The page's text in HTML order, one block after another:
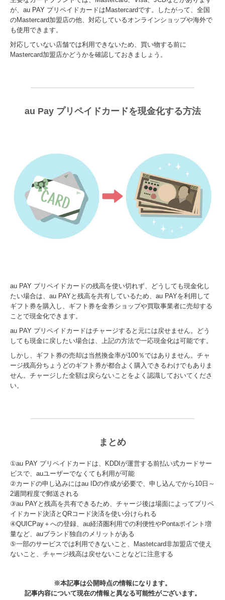
が、au PAY プリペイドカードはMastercardです。したがって、全国
のMastercard加盟店の他、対応しているオンラインショップや海外で
も使用できます。
対応していない店舗では利用できないため、買い物する前に
Mastercard加盟店かどうかを確認しておきましょう。
au Pay プリペイドカードを現金化する方法
au PAY プリペイドカードの残高を使い切れず、どうしても現金化し
たい場合は、au PAYと残高を共有しているため、au PAYを利用して
ギフト券を購入し、ギフト券を金券ショップや買取事業者に売却する
ことで現金化できます。
au PAY プリペイドカードはチャージすると元には戻せません。どう
しても現金に戻したい場合は、上記の方法で一応現金化は可能です。
しかし、ギフト券の売却は当然換金率が100％ではありません。チャ
ージ残高分ちょうどのギフト券が都合よく購入できるわけでもありま
せん。チャージした全額は戻らないことをよく認識しておいてくださ
い。
まとめ
①au PAY プリペイドカードは、KDDIが運営する前払い式カードサー
ビスで、auユーザーでなくても利用が可能
②カードの申し込みにはau IDの作成が必要で、申し込んでから10日～
2週間程度で郵送される
③au PAYと残高を共有できるため、チャージ後は場面によってプリペ
イドカード決済とQRコード決済を使い分けられる
④QUICPay＋への登録、au経済圏利用での利便性やPontaポイント増
量など、auブランド独自のメリットがある
⑤一部のサービスでは利用できないこと、Mastetcard非加盟店で使え
ないこと、チャージ残高は戻せないことなどに注意する
※本記事は公開時点の情報になります。
記事内容について現在の情報と異なる可能性がございます。